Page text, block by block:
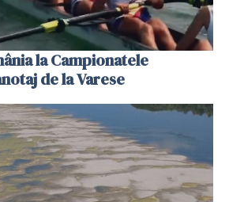
la Campionatele
de la Varese